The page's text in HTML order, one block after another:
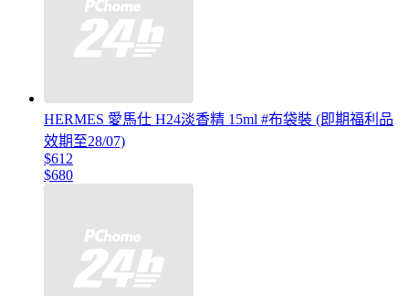
HERMES 愛馬仕 H24淡香精 15ml #布袋裝 (即期福利品
效期至28/07)
$612
$680